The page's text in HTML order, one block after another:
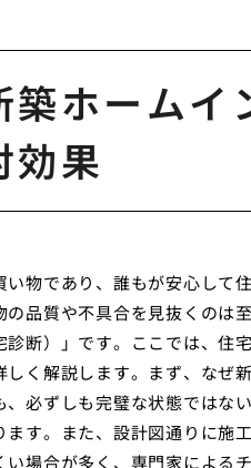
ホームイ
効果
物であり、誰もが安心して
品質や不具合を見抜くのは
断）」です。ここでは、住
く解説します。まず、なぜ
必ずしも完璧な状態ではな
す。また、設計図通りに施
場合が多く、専門家による